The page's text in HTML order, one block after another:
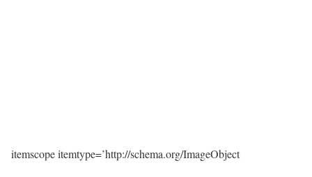
itemscope itemtype=’http://schema.org/ImageObject